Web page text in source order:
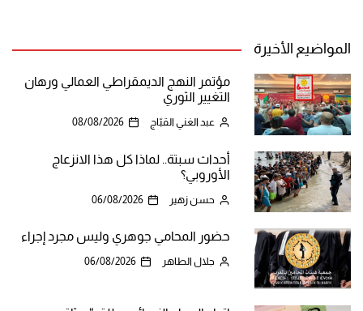
المواضيع الأخيرة
مؤتمر النهج الديمقراطي العمالي ورهان
التغيير الثوري
عبد الغني القبّاج 08/08/2026
أحداث سبتة.. لماذا كل هذا الانزعاج
الأوروبي؟
حسن زهير 06/08/2026
حضور المحامي جوهري وليس مجرد إجراء
جلال الطاهر 06/08/2026